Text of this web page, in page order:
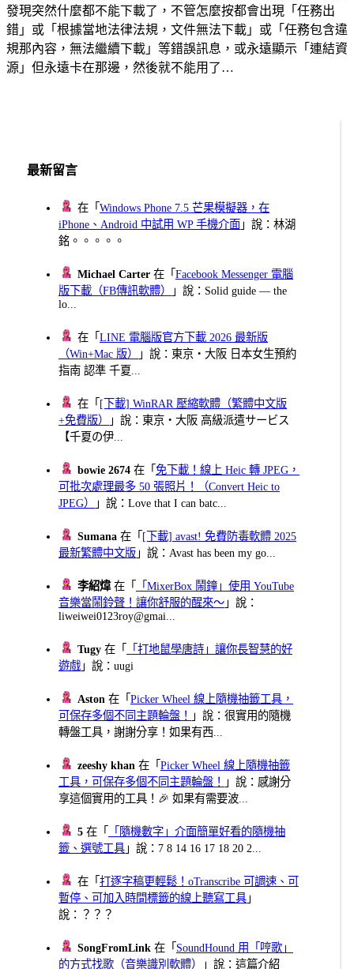
發現突然什麼都不能下載了，不管怎麼按都會出現「任務出
錯」或「根據當地法律法規，文件無法下載」或「任務包含違
規那內容，無法繼續下載」等錯誤訊息，或永遠顯示「連結資
源」但永遠卡在那邊，然後就不能用了…
最新留言
在「Windows Phone 7.5 芒果模擬器，在
iPhone、Android 中試用 WP 手機介面 」說：林湖
銘。。。。。
Michael Carter 在「Facebook Messenger 電腦
版下載（FB傳訊軟體）
」說：Solid guide — the
lo...
在「LINE 電腦版官方下載 2026 最新版
（Win+Mac 版）
」說：東京・大阪 日本女生預約
指南 認準 千夏...
在「 [下載] WinRAR 壓縮軟體（繁體中文版
+免費版）
」說：東京・大阪 高級派遣サービス
【千夏の伊...
bowie 2674 在「免下載！線上 Heic 轉 JPEG，
可批次處理最多 50 張照片！（Convert Heic to
JPEG）
」說：Love that I can batc...
Sumana 在「 [下載] avast! 免費防毒軟體 2025
最新繁體中文版 」說：Avast has been my go...
李紹煒在「
「MixerBox 鬧鐘」使用 YouTube
音樂當鬧鈴聲！讓你舒服的醒來～ 」說：
liweiwei0123roy@gmai...
Tugy 在「
「打地鼠學唐詩」讓你長智慧的好
遊戲 」說：uugi
Aston 在「Picker Wheel 線上隨機抽籤工具，
可保存多個不同主題輪盤！
」說：很實用的隨機
轉盤工具，謝謝分享！如果有西...
zeeshy khan 在「Picker Wheel 線上隨機抽籤
工具，可保存多個不同主題輪盤！
」說：感謝分
享這個實用的工具！🎉 如果有需要波...
5 在「
「隨機數字」介面簡單好看的隨機抽
籤、選號工具 」說：7 8 14 16 17 18 20 2...
在「打逐字稿更輕鬆！oTranscribe 可調速、可
暫停、可加入時間標籤的線上聽寫工具 」
說：？？？
SongFromLink 在「 SoundHound 用「哼歌」
的方式找歌（音樂識別軟體）
」說：這篇介紹